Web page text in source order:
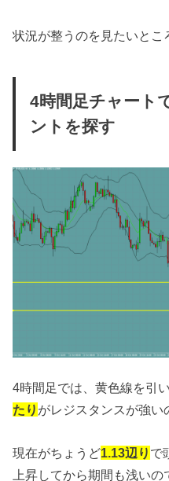
状況が整うのを見たいとこ
4時間足チャート
ントを探す
4時間足では、黄色線を引
たり がレジスタンスが強い
現在がちょうど1.13辺り で
上昇してから期間も浅い